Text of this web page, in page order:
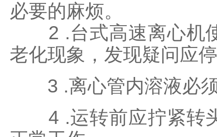
必要的麻烦。
2 .台式高速离心机使
老化现象，发现疑问应
3 .离心管内溶液必须
4 .运转前应拧紧转头